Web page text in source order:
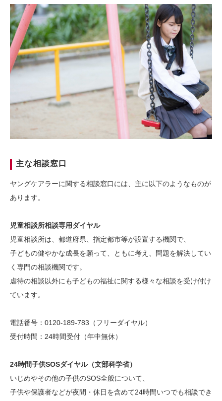
主な相談窓口
ヤングケアラーに関する相談窓口には、主に以下のようなものが
あります。
児童相談所相談専用ダイヤル
児童相談所は、都道府県、指定都市等が設置する機関で、
子どもの健やかな成長を願って、ともに考え、問題を解決してい
く専門の相談機関です。
虐待の相談以外にも子どもの福祉に関する様々な相談を受け付け
ています。
電話番号：0120-189-783（フリーダイヤル）
受付時間：24時間受付（年中無休）
24時間子供SOSダイヤル（文部科学省）
いじめやその他の子供のSOS全般について、
子供や保護者などが夜間・休日を含めて24時間いつでも相談でき